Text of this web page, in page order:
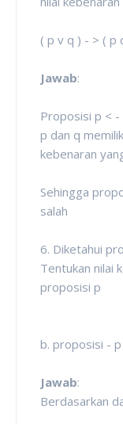
( p v q ) - > ( p
Jawab:
Proposisi p < -
p dan q
kebenaran
Sehingga
salah
6. Diketahui
Tentukan nilai
proposisi p
b. proposisi -
Jawab:
Berdasarkan